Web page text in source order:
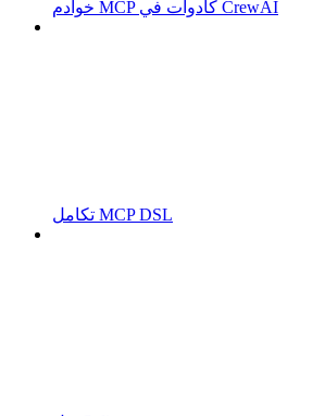
خوادم MCP كأدوات في CrewAI
تكامل MCP DSL